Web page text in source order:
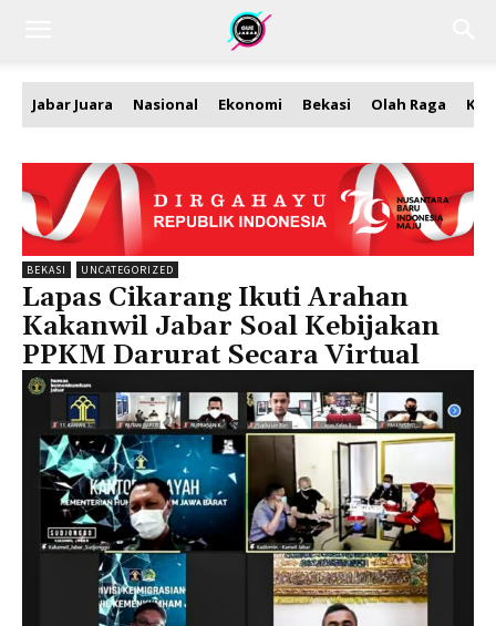
Jabar Juara Nasional Ekonomi Bekasi Olah Raga
BEKASI UNCATEGORIZED
Lapas Cikarang Ikuti Arahan
Kakanwil Jabar Soal Kebijakan
PPKM Darurat Secara Virtual